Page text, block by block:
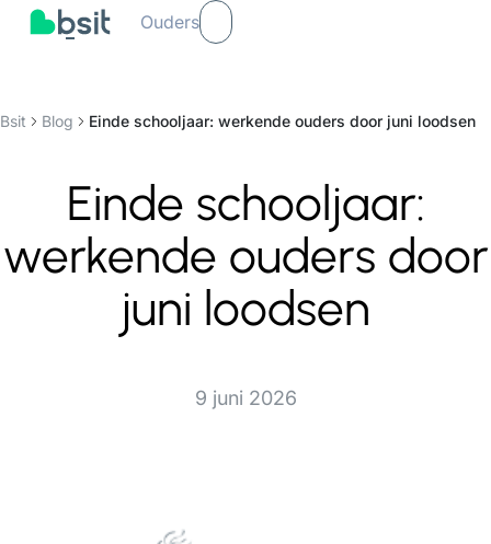
Ouders
Bsit Blog Einde schooljaar: werkende ouders door juni loodsen
Einde schooljaar:
werkende ouders door
juni loodsen
9 juni 2026